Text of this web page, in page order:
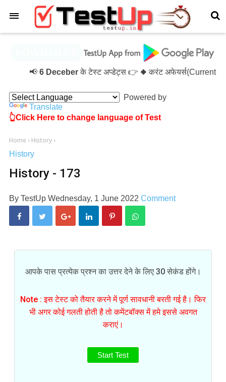
6 Deceberके टेस्ट अप्डेट्स 👉 ◆ करंट अफेयर्स(Current
Powered by
Translate
👆Click Here to change language of Test
Home › History ›
History
History - 173
By TestUp Wednesday, 1 June 2022 Comment
आपके पास प्रत्येक प्रश्न का उत्तर देने के लिए 30 सेकंड होंगे।
Note : इस टेस्ट को तैयार करने में पूर्ण सावधानी बरती गई है। फिर
भी अगर कोई गलती होती है तो कमेंटबॉक्स में हमे इससे अवगत
कराएं।
Start Test